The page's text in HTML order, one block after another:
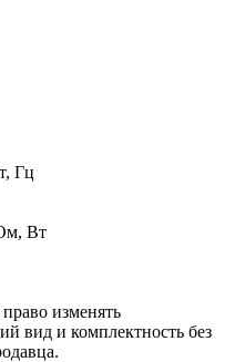
Гц
Вт
изменять
вид и комплектность без